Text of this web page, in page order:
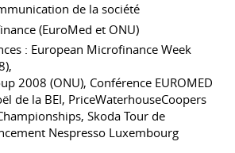
de la société
(EuroMed et ONU)
: European Microfinance Week
2008 (ONU), Conférence EUROMED
de la BEI, PriceWaterhouseCoopers
Skoda Tour de
Nespresso Luxembourg